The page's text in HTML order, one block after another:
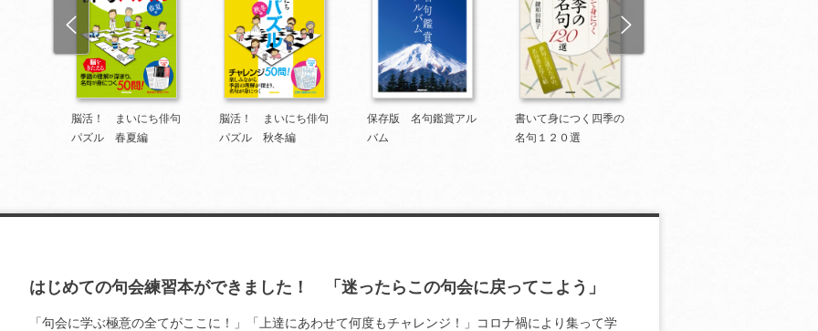
脳活！ まいにち俳句
パズル 春夏編
脳活！ まいにち俳句
パズル 秋冬編
保存版 名句鑑賞アル
バム
書いて身につく四季の
名句１２０選
はじめての句会練習本ができました！ 「迷ったらこの句会に戻ってこよう」
「句会に学ぶ極意の全てがここに！」「上達にあわせて何度もチャレンジ！」コロナ禍により集って学